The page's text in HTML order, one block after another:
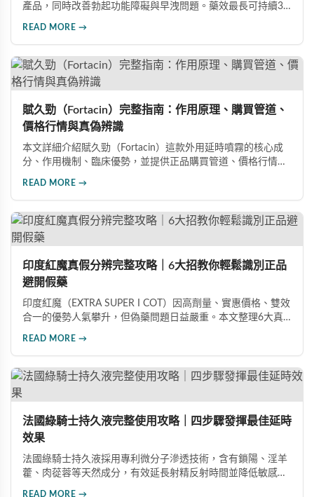
產品，同時改善勃起功能障礙與早洩問題。藥效最長可持續36
READ MORE →
賦久勁（Fortacin）完整指南：作用原理、購買管道、
價格行情與真偽辨識
本文詳細介紹賦久勁（Fortacin）這款外用延時噴霧的核心成
分、作用機制、臨床優勢，並提供正品購買管道、價格行情比
READ MORE →
印度紅魔真假分辨完整攻略｜6大招教你輕鬆識別正品
避開假藥
印度紅魔（EXTRA SUPER I COT）因高劑量、實惠價格、雙效
合一的優勢人氣攀升，但偽藥問題日益嚴重。本文整理6大真
READ MORE →
法國綠騎士持久液完整使用攻略｜四步驟發揮最佳延時
效果
法國綠騎士持久液採用專利微分子滲透技術，含有鎖陽、淫羊
藿、肉蓯蓉等天然成分，有效延長射精反射時間並降低敏感
READ MORE →